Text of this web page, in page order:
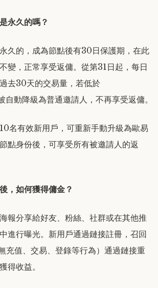
永久的嗎？
久的，成為節點後有30日保護期，在此
變，正常享受返傭。從第31日起，每日
去30天的交易量，若低於
動降級為普通邀請人，不再享受返傭。
名有效新用戶，可重新手動升級為歐易
點身份後，可享受所有被邀請人的返
，如何獲得傭金？
報分享給好友、粉絲、社群或在其他推
進行曝光。新用戶通過鏈接註冊，召回
充值、交易、登錄等行為）通過鏈接重
得收益。